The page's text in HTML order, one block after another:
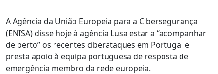
A Agência da União Europeia para a Cibersegurança
(ENISA) disse hoje à agência Lusa estar a “acompanhar
de perto” os recentes ciberataques em Portugal e
presta apoio à equipa portuguesa de resposta de
emergência membro da rede europeia.